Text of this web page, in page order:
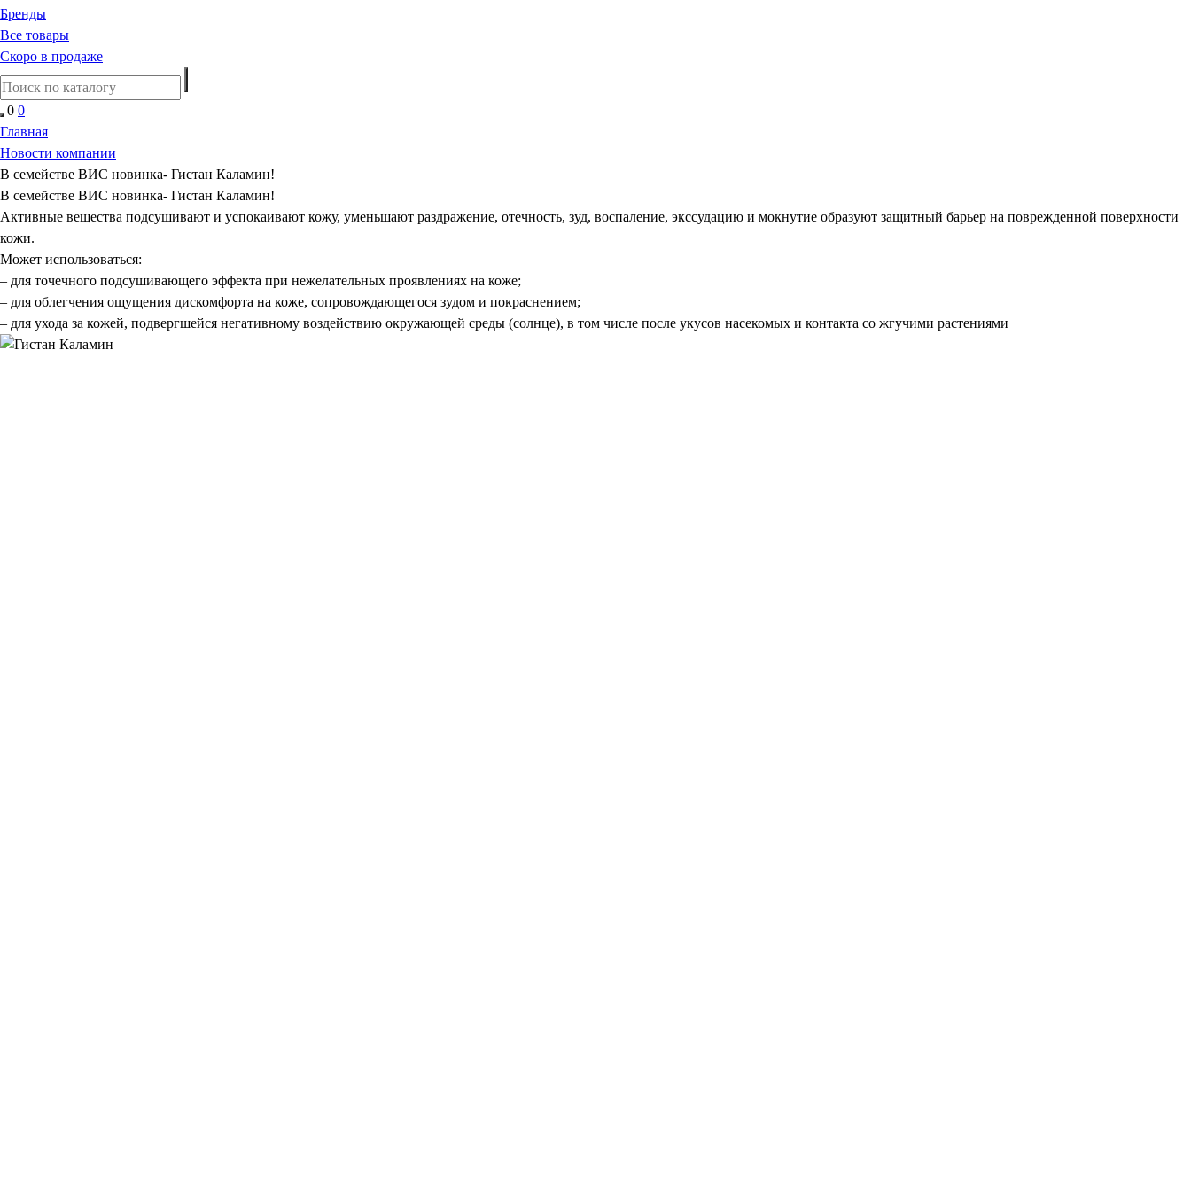
Бренды
Все товары
Скоро в продаже
0 0
Главная
Новости компании
В семействе ВИС новинка- Гистан Каламин!
В семействе ВИС новинка- Гистан Каламин!
Активные вещества подсушивают и успокаивают кожу, уменьшают раздражение, отечность, зуд, воспаление, экссудацию и мокнутие образуют защитный барьер на поврежденной поверхности
кожи.
Может использоваться:
– для точечного подсушивающего эффекта при нежелательных проявлениях на коже;
– для облегчения ощущения дискомфорта на коже, сопровождающегося зудом и покраснением;
– для ухода за кожей, подвергшейся негативному воздействию окружающей среды (солнце), в том числе после укусов насекомых и контакта со жгучими растениями